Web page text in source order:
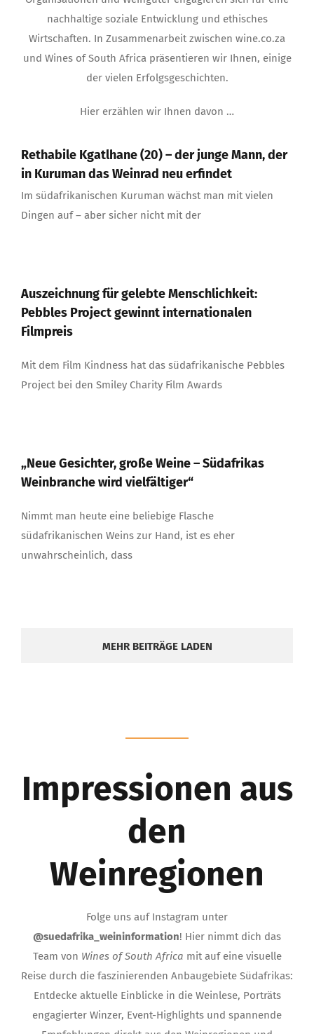
nachhaltige soziale Entwicklung und ethisches
Wirtschaften. In Zusammenarbeit zwischen wine.co.za
und Wines of South Africa präsentieren wir Ihnen, einige
der vielen Erfolgsgeschichten.
Hier erzählen wir Ihnen davon …
Rethabile Kgatlhane (20) – der junge Mann, der
in Kuruman das Weinrad neu erfindet
Im südafrikanischen Kuruman wächst man mit vielen
Dingen auf – aber sicher nicht mit der
Auszeichnung für gelebte Menschlichkeit:
Pebbles Project gewinnt internationalen
Filmpreis
Mit dem Film Kindness hat das südafrikanische Pebbles
Project bei den Smiley Charity Film Awards
„Neue Gesichter, große Weine – Südafrikas
Weinbranche wird vielfältiger“
Nimmt man heute eine beliebige Flasche
südafrikanischen Weins zur Hand, ist es eher
unwahrscheinlich, dass
MEHR BEITRÄGE LADEN
Impressionen aus
den
Weinregionen
Folge uns auf Instagram unter
@suedafrika_weininformation! Hier nimmt dich das
Team von Wines of South Africa mit auf eine visuelle
Reise durch die faszinierenden Anbaugebiete Südafrikas:
Entdecke aktuelle Einblicke in die Weinlese, Porträts
engagierter Winzer, Event-Highlights und spannende